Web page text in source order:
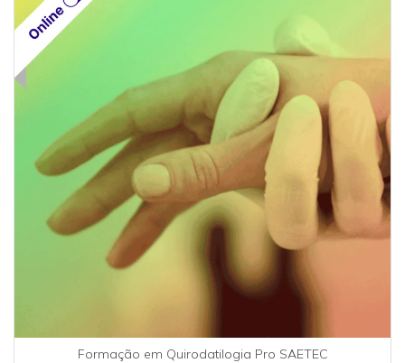
Formação em Quirodatilogia Pro SAETEC